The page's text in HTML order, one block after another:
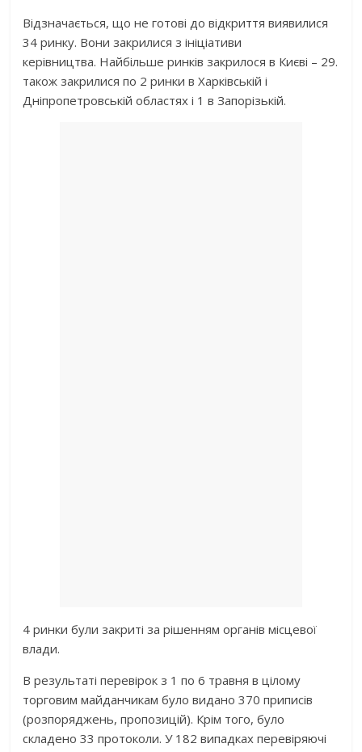
Відзначається, що не готові до відкриття виявилися
34 ринку. Вони закрилися з ініціативи
керівництва. Найбільше ринків закрилося в Києві – 29.
також закрилися по 2 ринки в Харківській і
Дніпропетровській областях і 1 в Запорізькій.
4 ринки були закриті за рішенням органів місцевої
влади.
В результаті перевірок з 1 по 6 травня в цілому
торговим майданчикам було видано 370 приписів
(розпоряджень, пропозицій). Крім того, було
складено 33 протоколи. У 182 випадках перевіряючі